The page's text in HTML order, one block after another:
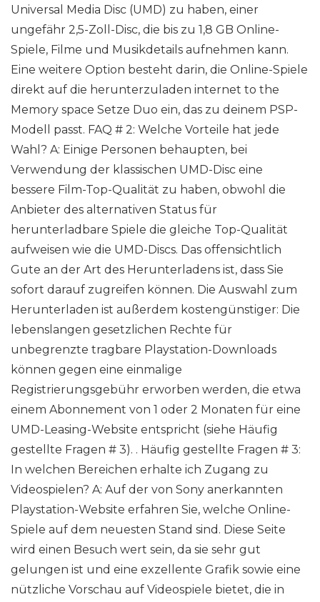
Universal Media Disc (UMD) zu haben, einer
ungefähr 2,5-Zoll-Disc, die bis zu 1,8 GB Online-
Spiele, Filme und Musikdetails aufnehmen kann.
Eine weitere Option besteht darin, die Online-Spiele
direkt auf die herunterzuladen internet to the
Memory space Setze Duo ein, das zu deinem PSP-
Modell passt. FAQ # 2: Welche Vorteile hat jede
Wahl? A: Einige Personen behaupten, bei
Verwendung der klassischen UMD-Disc eine
bessere Film-Top-Qualität zu haben, obwohl die
Anbieter des alternativen Status für
herunterladbare Spiele die gleiche Top-Qualität
aufweisen wie die UMD-Discs. Das offensichtlich
Gute an der Art des Herunterladens ist, dass Sie
sofort darauf zugreifen können. Die Auswahl zum
Herunterladen ist außerdem kostengünstiger: Die
lebenslangen gesetzlichen Rechte für
unbegrenzte tragbare Playstation-Downloads
können gegen eine einmalige
Registrierungsgebühr erworben werden, die etwa
einem Abonnement von 1 oder 2 Monaten für eine
UMD-Leasing-Website entspricht (siehe Häufig
gestellte Fragen # 3). . Häufig gestellte Fragen # 3:
In welchen Bereichen erhalte ich Zugang zu
Videospielen? A: Auf der von Sony anerkannten
Playstation-Website erfahren Sie, welche Online-
Spiele auf dem neuesten Stand sind. Diese Seite
wird einen Besuch wert sein, da sie sehr gut
gelungen ist und eine exzellente Grafik sowie eine
nützliche Vorschau auf Videospiele bietet, die in